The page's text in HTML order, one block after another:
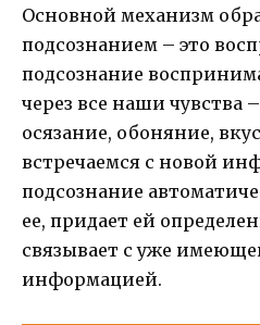
Основной механизм
подсознанием – это
подсознание
через все наши чувства
осязание, обоняние,
встречаемся с новой
подсознание
ее, придает ей
связывает с уже
информацией.